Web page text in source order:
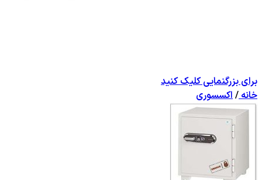
برای بزرگنمایی کلیک کنید
خانه/اکسسوری